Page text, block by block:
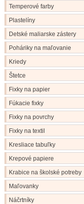
Temperové farby
Plastelíny
Detské maliarske zástery
Poháriky na maľovanie
Kriedy
Štetce
Fixky na papier
Fúkacie fixky
Fixky na povrchy
Fixky na textil
Kresliace tabuľky
Krepové papiere
Krabice na školské potreby
Maľovanky
Náčrtníky